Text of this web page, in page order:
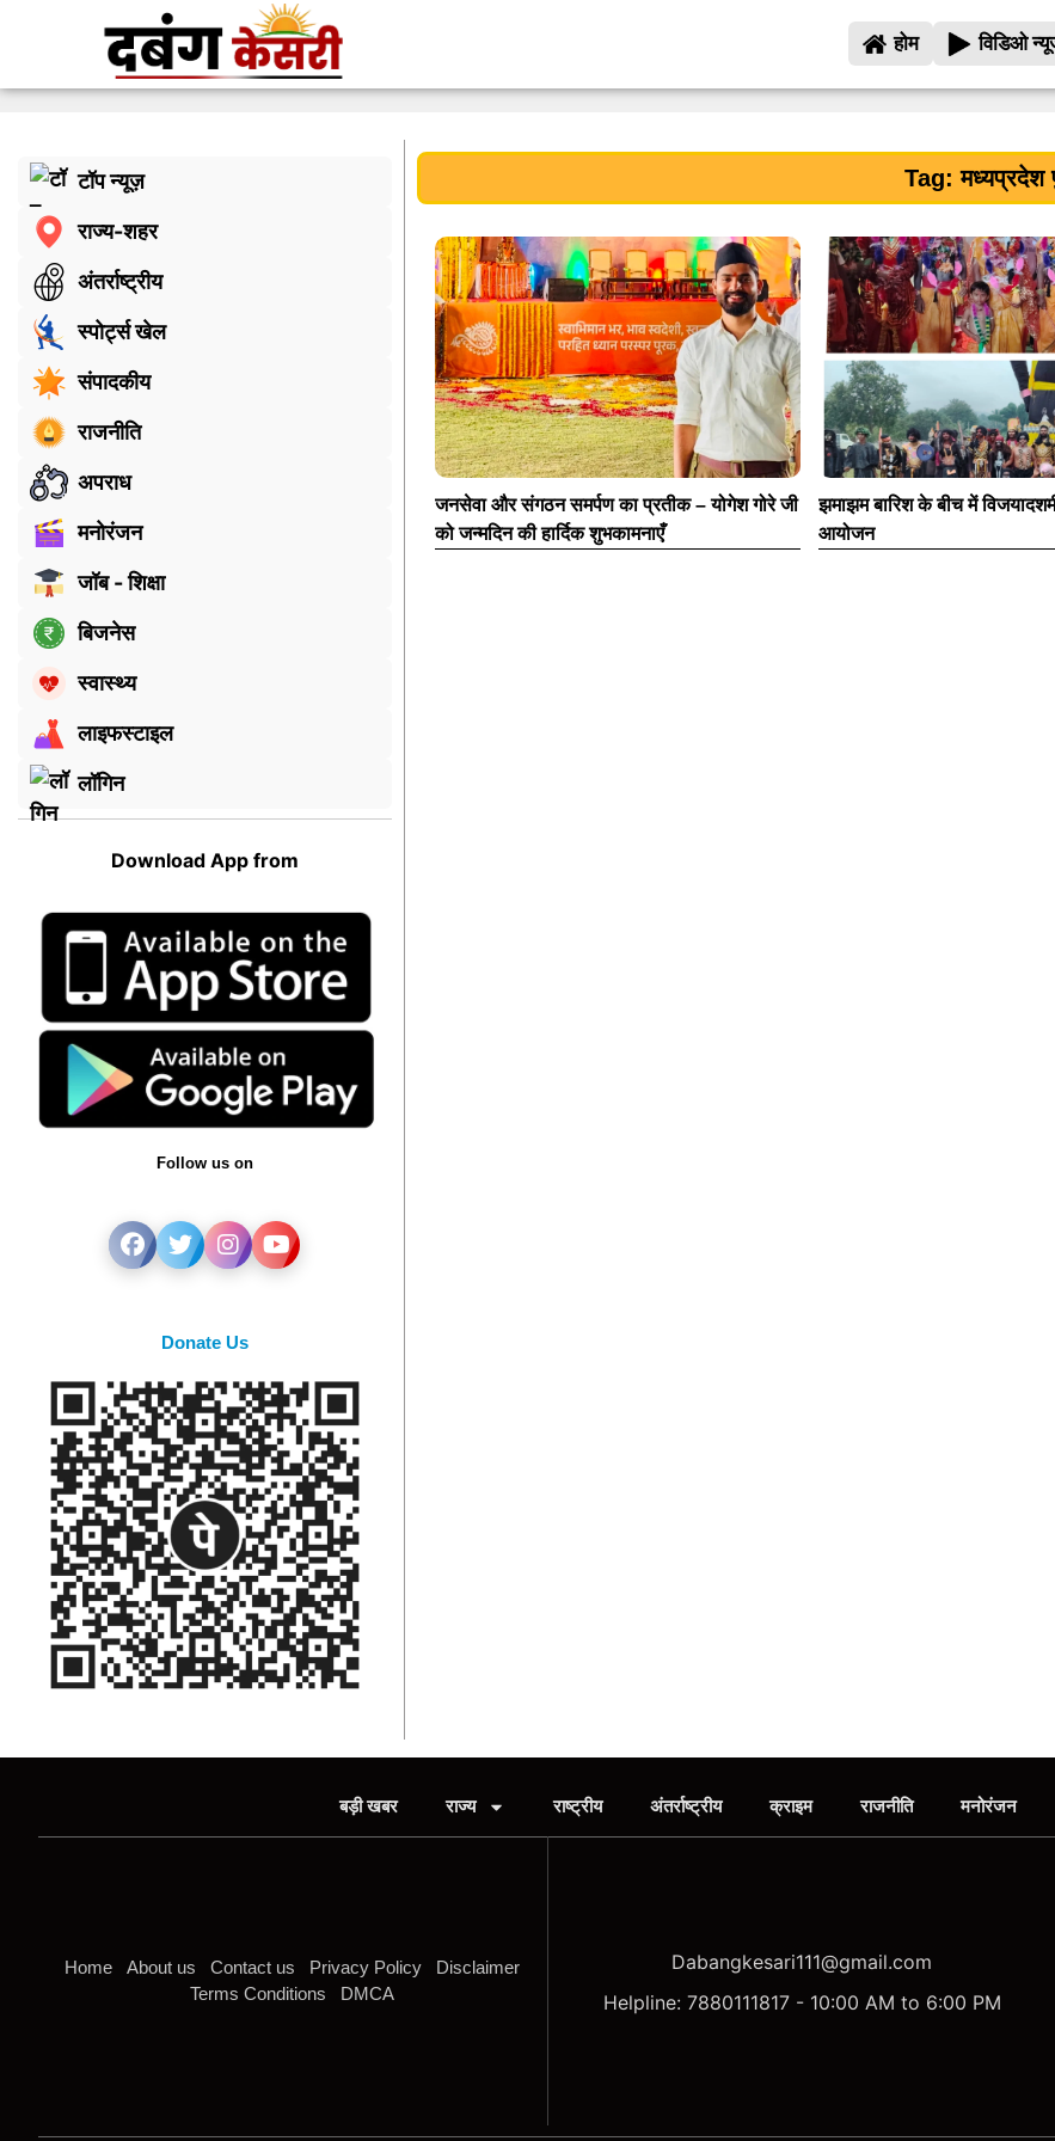
होम विडिओ
टॉप न्यूज़
राज्य-शहर
अंतर्राष्ट्रीय
स्पोर्ट्स खेल
संपादकीय
राजनीति
अपराध
मनोरंजन
जॉब - शिक्षा
बिजनेस
स्वास्थ्य
लाइफस्टाइल
लॉगिन
Download App from
Follow us on
Donate Us
Tag: मध्यप्रदेश
जनसेवा और संगठन समर्पण का प्रतीक – योगेश गोरे जी
को जन्मदिन की हार्दिक शुभकामनाएँ
झमाझम बारिश के बीच में
आयोजन
बड़ी खबर राज्य राष्ट्रीय अंतर्राष्ट्रीय क्राइम राजनीति मनोरंजन
Home About us Contact us Privacy Policy
Disclaimer
Terms Conditions
DMCA
Dabangkesari111@gmail.com
Helpline: 7880111817 - 10:00 AM to 6:00 PM